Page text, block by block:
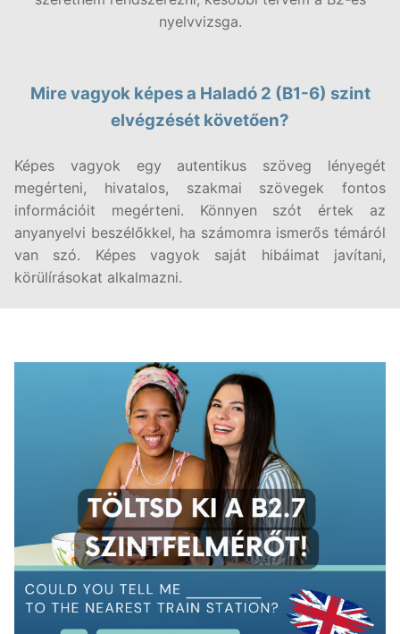
nyelvvizsga.
Mire vagyok képes a Haladó 2 (B1-6) szint
elvégzését követően?
Képes vagyok egy autentikus szöveg lényegét
megérteni, hivatalos, szakmai szövegek fontos
információit megérteni. Könnyen szót értek az
anyanyelvi beszélőkkel, ha számomra ismerős témáról
van szó. Képes vagyok saját hibáimat javítani,
körülírásokat alkalmazni.